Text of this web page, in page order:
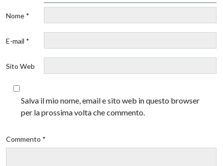
Nome *
E-mail *
Sito Web
Salva il mio nome, email e sito web in questo browser
per la prossima volta che commento.
Commento *